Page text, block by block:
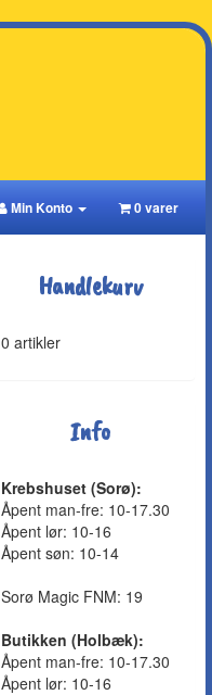
Min Konto 0 varer
Handlekurv
0 artikler
Info
Krebshuset (Sorø):
Åpent man-fre: 10-17.30
Åpent lør: 10-16
Åpent søn: 10-14
Sorø Magic FNM: 19
Butikken (Holbæk):
Åpent man-fre: 10-17.30
Åpent lør: 10-16